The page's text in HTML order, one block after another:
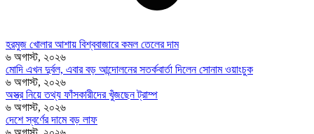
হরমুজ খোলার আশায় বিশ্ববাজারে কমল তেলের দাম
৬ অগাস্ট, ২০২৬
মোদি এখন দুর্বল, এবার বড় আন্দোলনের সতর্কবার্তা দিলেন সোনাম ওয়াংচুক
৬ অগাস্ট, ২০২৬
অস্ত্র নিয়ে তথ্য ফাঁসকারীদের খুঁজছেন ট্রাম্প
৬ অগাস্ট, ২০২৬
দেশে স্বর্ণের দামে বড় লাফ